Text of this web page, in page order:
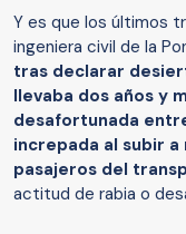
Y es que los últimos
ingeniera civil de la
tras declarar
llevaba dos años y
desafortunada
increpada al subir
pasajeros del
actitud de rabia o